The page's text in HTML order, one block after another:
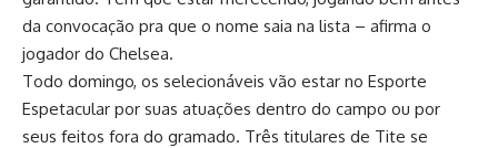
da convocação pra que o nome saia na lista – afirma o
jogador do Chelsea.
Todo domingo, os selecionáveis vão estar no Esporte
Espetacular por suas atuações dentro do campo ou por
seus feitos fora do gramado. Três titulares de Tite se